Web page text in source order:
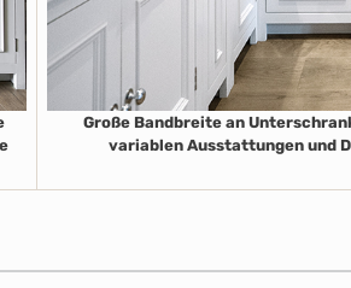
Große Bandbreite an
variablen Ausstattungen und